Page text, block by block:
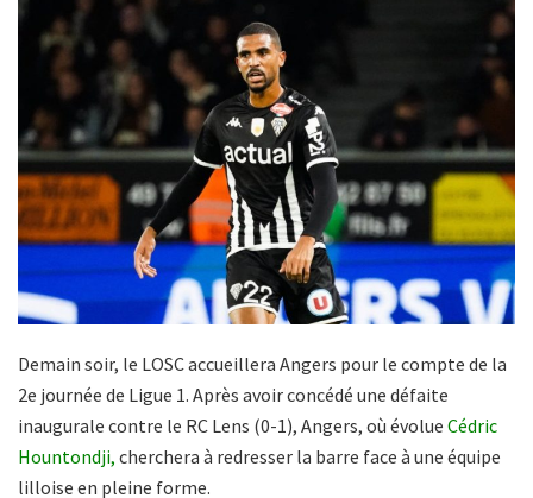
Demain soir, le LOSC accueillera Angers pour le compte de la
2e journée de Ligue 1. Après avoir concédé une défaite
inaugurale contre le RC Lens (0-1), Angers, où évolue Cédric
Hountondji, cherchera à redresser la barre face à une équipe
lilloise en pleine forme.